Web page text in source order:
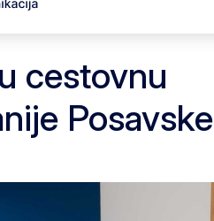
cestovnu
Posavske